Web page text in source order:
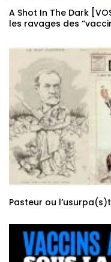
A Shot In The Dark
les ravages des
Pasteur ou